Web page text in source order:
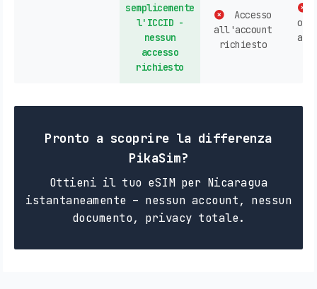
semplicemente
l'ICCID -
nessun
accesso
richiesto
Accesso
all'account
richiesto
Pronto a scoprire la differenza
PikaSim?
Ottieni il tuo eSIM per Nicaragua
istantaneamente – nessun account, nessun
documento, privacy totale.